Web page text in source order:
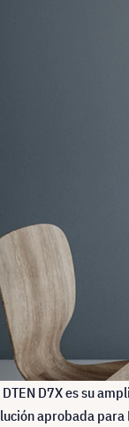
DTEN D7X es su
aprobada